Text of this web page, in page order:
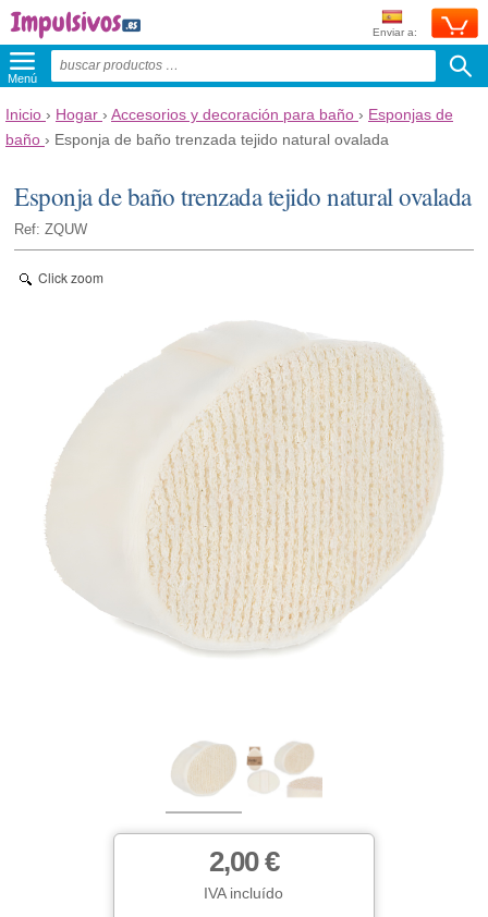
Enviar a:
Menú
Inicio › Hogar › Accesorios y decoración para baño › Esponjas de
baño › Esponja de baño trenzada tejido natural ovalada
Esponja de baño trenzada tejido natural ovalada
Ref: ZQUW
Click zoom
2,00 €
IVA incluído